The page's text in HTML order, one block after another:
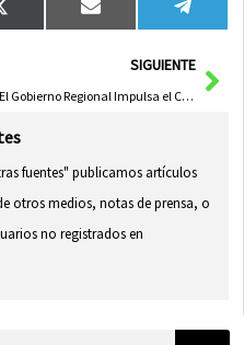
Compartir
en
X
(Twitter)
Compartir
en
Email
en
SIGUIENTE
El Gobierno Regional Impulsa el Cultivo del Ajo con Ayudas FOCAL para Modernizar el Sector Agrícola
fuentes" publicamos artículos
otros medios, notas de prensa, o
no registrados en